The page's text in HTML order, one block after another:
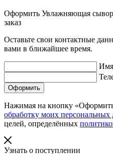
Оформить Увлажняющая
заказ
Оставьте свои контактные
вами в ближайшее время.
Имя
Нажимая на кнопку
обработку моих
целей, определённых
Узнать о поступлении